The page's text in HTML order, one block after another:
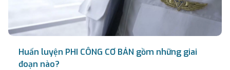
Huấn luyện PHI CÔNG CƠ BẢN gồm những giai
đoạn nào?